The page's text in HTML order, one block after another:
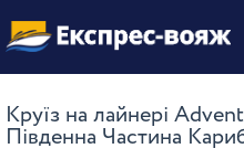
Круїз на лайнері
Південна Частина